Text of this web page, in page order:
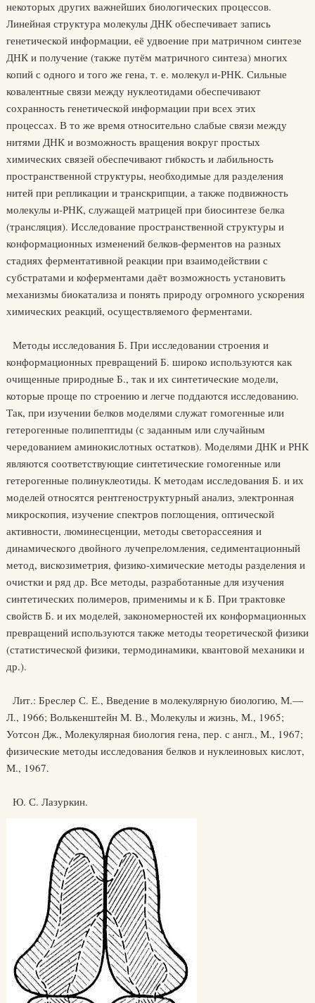
некоторых других важнейших биологических процессов.
Линейная структура молекулы ДНК обеспечивает запись
генетической информации, её удвоение при матричном синтезе
ДНК и получение (также путём матричного синтеза) многих
копий с одного и того же гена, т. е. молекул и-РНК. Сильные
ковалентные связи между нуклеотидами обеспечивают
сохранность генетической информации при всех этих
процессах. В то же время относительно слабые связи между
нитями ДНК и возможность вращения вокруг простых
химических связей обеспечивают гибкость и лабильность
пространственной структуры, необходимые для разделения
нитей при репликации и транскрипции, а также подвижность
молекулы и-РНК, служащей матрицей при биосинтезе белка
(трансляция). Исследование пространственной структуры и
конформационных изменений белков-ферментов на разных
стадиях ферментативной реакции при взаимодействии с
субстратами и коферментами даёт возможность установить
механизмы биокатализа и понять природу огромного ускорения
химических реакций, осуществляемого ферментами.
Методы исследования Б. При исследовании строения и
конформационных превращений Б. широко используются как
очищенные природные Б., так и их синтетические модели,
которые проще по строению и легче поддаются исследованию.
Так, при изучении белков моделями служат гомогенные или
гетерогенные полипептиды (с заданным или случайным
чередованием аминокислотных остатков). Моделями ДНК и РНК
являются соответствующие синтетические гомогенные или
гетерогенные полинуклеотиды. К методам исследования Б. и их
моделей относятся рентгеноструктурный анализ, электронная
микроскопия, изучение спектров поглощения, оптической
активности, люминесценции, методы светорассеяния и
динамического двойного лучепреломления, седиментационный
метод, вискозиметрия, физико-химические методы разделения и
очистки и ряд др. Все методы, разработанные для изучения
синтетических полимеров, применимы и к Б. При трактовке
свойств Б. и их моделей, закономерностей их конформационных
превращений используются также методы теоретической физики
(статистической физики, термодинамики, квантовой механики и
др.).
Лит.: Бреслер С. Е., Введение в молекулярную биологию, М.—
Л., 1966; Волькенштейн М. В., Молекулы и жизнь, М., 1965;
Уотсон Дж., Молекулярная биология гена, пер. с англ., М., 1967;
физические методы исследования белков и нуклеиновых кислот,
М., 1967.
Ю. С. Лазуркин.